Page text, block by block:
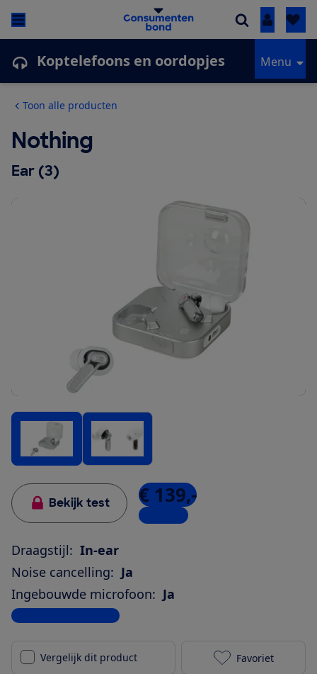
Inloggen
Koptelefoons en oordopjes Menu
Toon alle producten
Nothing
Ear (3)
Bekijk test € 139,-
3 winkels
Draagstijl: In-ear
Noise cancelling: Ja
Ingebouwde microfoon: Ja
Bekijk alle specificaties
Vergelijk dit product Nothing Ear
Favoriet